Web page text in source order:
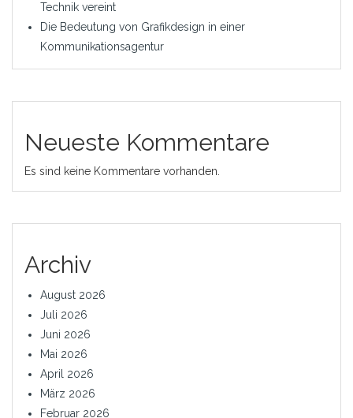
Technik vereint
Die Bedeutung von Grafikdesign in einer
Kommunikationsagentur
Neueste Kommentare
Es sind keine Kommentare vorhanden.
Archiv
August 2026
Juli 2026
Juni 2026
Mai 2026
April 2026
März 2026
Februar 2026